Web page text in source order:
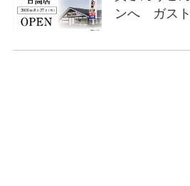
ンへ ガス